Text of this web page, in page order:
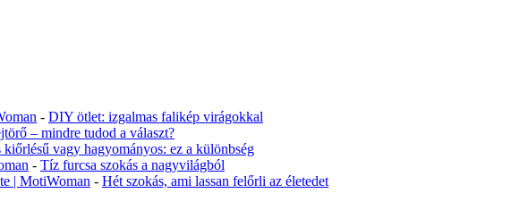
- DIY ötlet: izgalmas falikép virágokkal
– mindre tudod a választ?
kiőrlésű vagy hagyományos: ez a különbség
- Tíz furcsa szokás a nagyvilágból
| MotiWoman - Hét szokás, ami lassan felőrli az életedet